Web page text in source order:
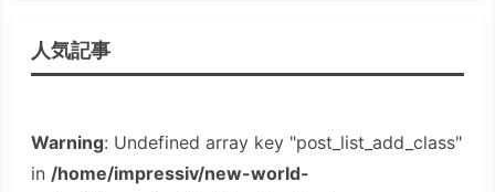
人気記事
Warning: Undefined array key "post_list_add_class"
in /home/impressiv/new-world-